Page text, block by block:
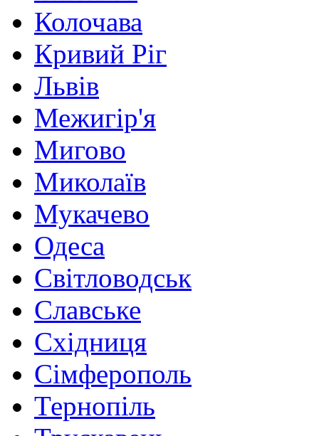
Колочава
Кривий Ріг
Львів
Межигір'я
Мигово
Миколаїв
Мукачево
Одеса
Світловодськ
Славське
Східниця
Сімферополь
Тернопіль